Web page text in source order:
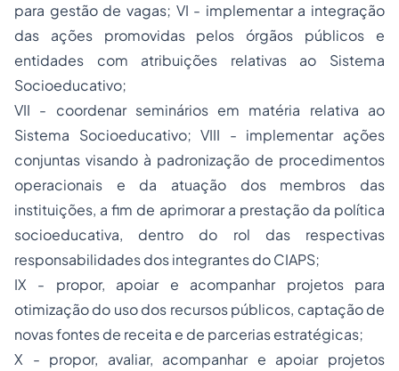
para gestão de vagas; VI - implementar a integração
das ações promovidas pelos órgãos públicos e
entidades com atribuições relativas ao Sistema
Socioeducativo;
VII - coordenar seminários em matéria relativa ao
Sistema Socioeducativo; VIII - implementar ações
conjuntas visando à padronização de procedimentos
operacionais e da atuação dos membros das
instituições, a fim de aprimorar a prestação da política
socioeducativa, dentro do rol das respectivas
responsabilidades dos integrantes do CIAPS;
IX - propor, apoiar e acompanhar projetos para
otimização do uso dos recursos públicos, captação de
novas fontes de receita e de parcerias estratégicas;
X - propor, avaliar, acompanhar e apoiar projetos